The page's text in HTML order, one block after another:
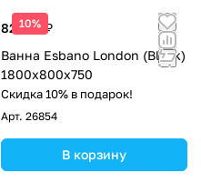
10%
82 875 ₽
Ванна Esbano London (Black)
1800x800x750
Скидка 10% в подарок!
Арт. 26854
В корзину